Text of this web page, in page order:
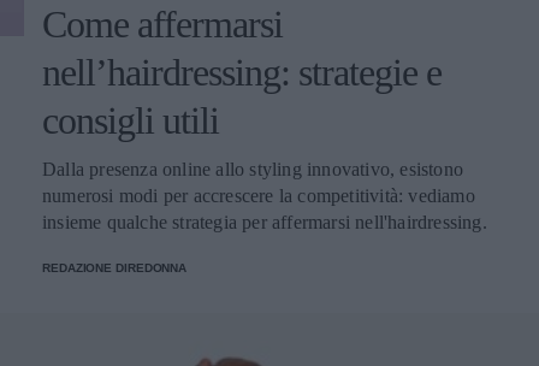
Come affermarsi
nell’hairdressing: strategie e
consigli utili
Dalla presenza online allo styling innovativo, esistono
numerosi modi per accrescere la competitività: vediamo
insieme qualche strategia per affermarsi nell'hairdressing.
REDAZIONE DIREDONNA